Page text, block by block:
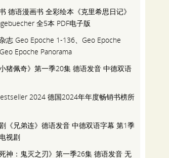
德语漫画书 全彩绘本《克里希思日记》
全5本 PDF电子版
志 Geo Epoche 1-136、Geo Epoche
Epoche Panorama
猪佩奇》第一季20集 德语发音 中德双语
2024 德国2024年年度畅销书榜所
《兄弟连》德语发音 中德双语字幕 第1季
视剧
神：鬼灭之刃》第一季26集 德语发音 无